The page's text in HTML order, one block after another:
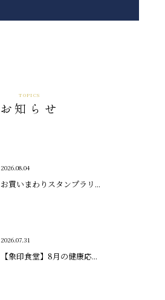
TOPICS
お知らせ
2026.08.04
お買いまわりスタンプラリ...
2026.07.31
【象印食堂】8月の健康応...